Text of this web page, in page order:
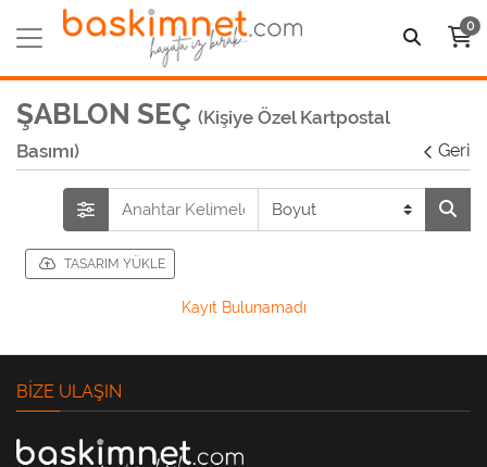
0
ŞABLON SEÇ (Kişiye Özel Kartpostal
Basımı)
Geri
TASARIM YÜKLE
Kayıt Bulunamadı
BIZE ULAŞIN